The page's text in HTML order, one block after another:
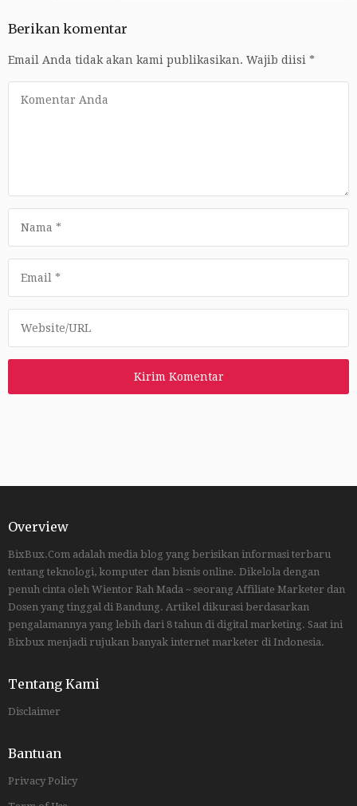
Berikan komentar
Email Anda tidak akan kami publikasikan. Wajib diisi *
Overview
BixBux.Com adalah media blog yang berisikan informasi terbaru
tentang teknologi, komputer dan bisnis online. Dikelola dengan
penuh cinta oleh Wientor Rah Mada ~ seorang Affiliate Marketer dan
Dosen yang tinggal di Bandung. Artikel dikurasi berdasarkan
pengalamannya yang lebih dari 8 tahun di digital marketing. Saat ini
Bixbux menjadi rujukan banyak internet marketer di Indonesia.
Tentang Kami
Disclaimer
Bantuan
Privacy Policy